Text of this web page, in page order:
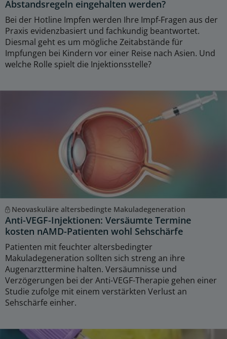
Abstandsregeln eingehalten werden?
Bei der Hotline Impfen werden Ihre Impf-Fragen aus der
Praxis evidenzbasiert und fachkundig beantwortet.
Diesmal geht es um mögliche Zeitabstände für
Impfungen bei Kindern vor einer Reise nach Asien. Und
welche Rolle spielt die Injektionsstelle?
Neovaskuläre altersbedingte Makuladegeneration
Anti-VEGF-Injektionen: Versäumte Termine
kosten nAMD-Patienten wohl Sehschärfe
Patienten mit feuchter altersbedingter
Makuladegeneration sollten sich streng an ihre
Augenarzttermine halten. Versäumnisse und
Verzögerungen bei der Anti-VEGF-Therapie gehen einer
Studie zufolge mit einem verstärkten Verlust an
Sehschärfe einher.